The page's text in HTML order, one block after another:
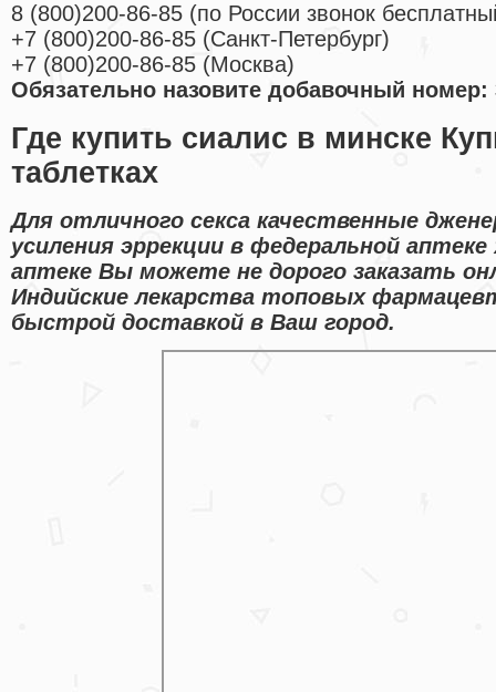
8 (800)200-86-85 (по России звонок
+7 (800)200-86-85 (Санкт-Петербург)
+7 (800)200-86-85 (Москва)
Обязательно назовите добавочный номер:
Где купить сиалис в минске
таблетках
Для отличного секса качественные
усиления эррекции в федеральной
аптеке Вы можете не дорого заказать
Индийские лекарства топовых
быстрой доставкой в Ваш город.